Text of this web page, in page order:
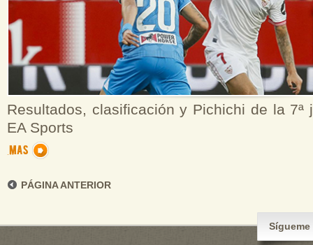
Resultados, clasificación y Pichichi de la 7ª
EA Sports
PÁGINA ANTERIOR
Sígueme